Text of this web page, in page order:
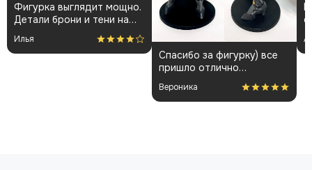
Фигурка выглядит мощно.
Детали брони и тени на
плаще проработаны
аккуратно. Пришла быстро
и без повреждений.
Илья
Спасибо за фигурку) все
пришло отлично
упакованным. Отдельная
благодарность за
покраску модели.
Вероника